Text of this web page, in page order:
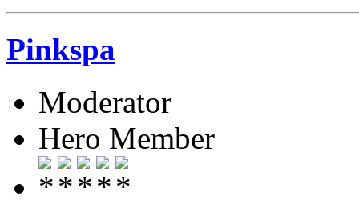
Pinkspa
Moderator
Hero Member